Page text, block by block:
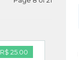
R$ 25.00